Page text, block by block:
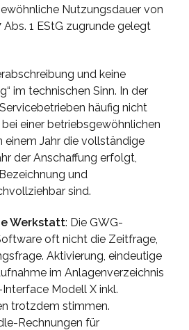
Nutzungsdauer von
Abs. 1 EStG zugrunde gelegt
und keine
im technischen Sinn. In der
häufig nicht
einer betriebsgewöhnlichen
einem Jahr die vollständige
der Anschaffung erfolgt,
und
sind.
Werkstatt: Die GWG-
oft nicht die Zeitfrage,
Aktivierung, eindeutige
im Anlagenverzeichnis
Interface Modell X inkl.
trotzdem stimmen.
Rechnungen für